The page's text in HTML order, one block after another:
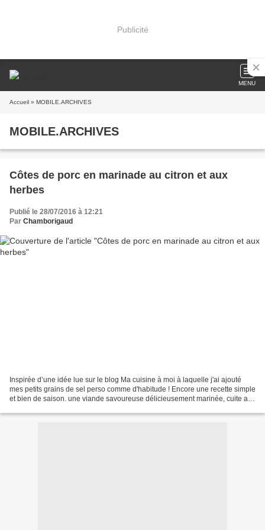
Publicité
MENU
Accueil » MOBILE.ARCHIVES
MOBILE.ARCHIVES
Côtes de porc en marinade au citron et aux
herbes
Publié le 28/07/2016 à 12:21
Par Chamborigaud
Inspirée d’une idée lue sur le blog Ma cuisine à moi à laquelle j'ai ajouté
mes petits grains de sel perso comme d'habitude ! Encore une recette simple
et bien de saison. une viande savoureuse délicieusement marinée, cuite au